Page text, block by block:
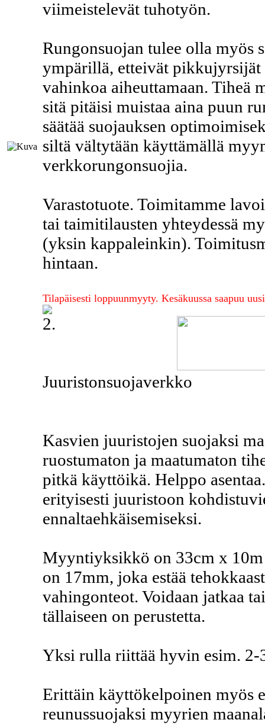
viimeistelevät tuhotyön.
Rungonsuojan tulee olla myös
ympärillä, etteivät pikkujyrsijät
vahinkoa aiheuttamaan. Tiheä
sitä pitäisi muistaa aina puun
säätää suojauksen
siltä vältytään käyttämällä
verkkorungonsuojia.
Varastotuote. Toimitamme
tai taimitilausten yhteydessä
(yksin kappaleinkin).
hintaan.
Tilapäisesti loppuunmyyty. Kesäkuussa saapuu
2.
Juuristonsuojaverkko
Kasvien juuristojen suojaksi
ruostumaton ja maatumaton
pitkä käyttöikä. Helppo
erityisesti juuristoon
ennaltaehkäisemiseksi.
Myyntiyksikkö on 33cm x
on 17mm, joka estää
vahingonteot. Voidaan jatkaa
tällaiseen on perustetta.
Yksi rulla riittää hyvin esim. 2-
Erittäin käyttökelpoinen myös
reunussuojaksi myyrien